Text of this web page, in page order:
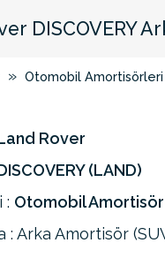
DISCOVERY
» Otomobil Amortisörleri
Rover
(LAND)
: Otomobil
: Arka Amortisör